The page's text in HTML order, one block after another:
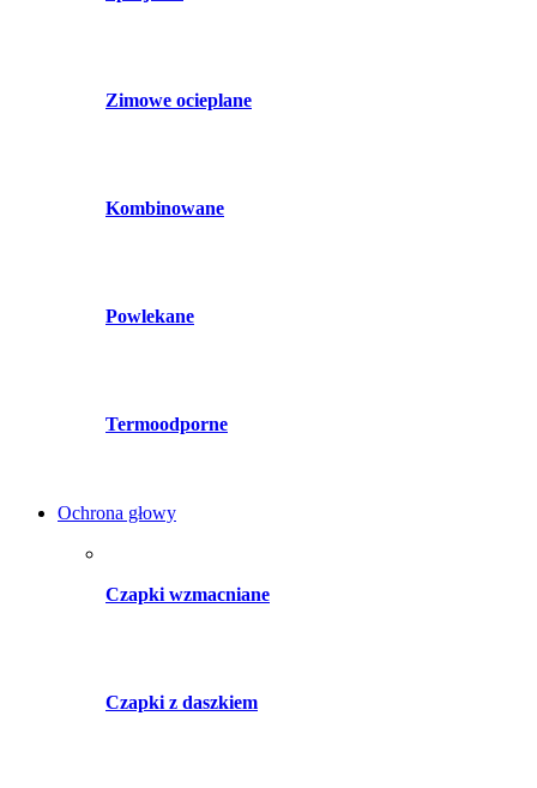
Zimowe ocieplane
Kombinowane
Powlekane
Termoodporne
Ochrona głowy
Czapki wzmacniane
Czapki z daszkiem